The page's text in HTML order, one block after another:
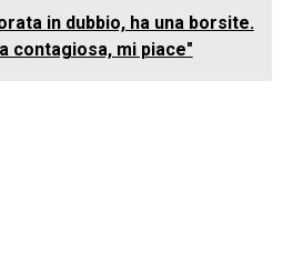
in dubbio, ha una borsite.
contagiosa, mi piace"